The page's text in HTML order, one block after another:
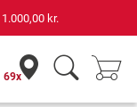
1.000,00 kr.
69x